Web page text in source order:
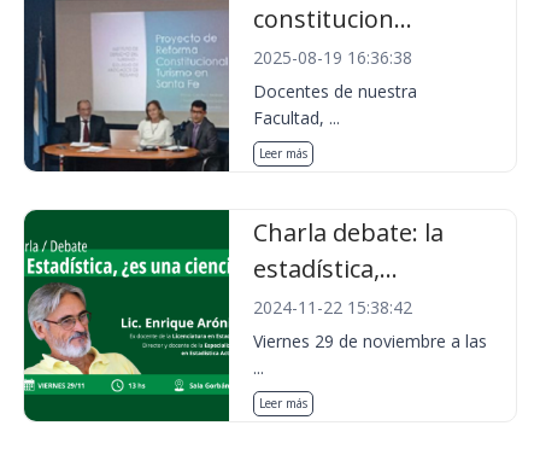
constitucion...
2025-08-19 16:36:38
Docentes de nuestra
Facultad, ...
Leer más
Charla debate: la
estadística,...
2024-11-22 15:38:42
Viernes 29 de noviembre a las
...
Leer más